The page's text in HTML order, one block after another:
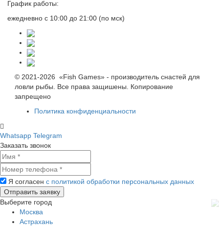
График работы:
ежедневно с 10:00 до 21:00 (по мск)
© 2021-2026 «Fish Games» - производитель снастей для
ловли рыбы. Все права защишены. Копирование
запрещено
Политика конфиденциальности
Whatsapp Telegram
Заказать звонок
Я согласен с политикой обработки персональных данных
Выберите город
Москва
Астрахань